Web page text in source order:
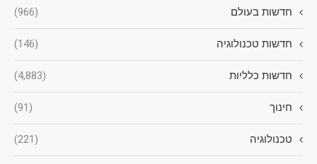
חדשות בעולם (966)
חדשות טכנולוגיה (146)
חדשות כלליות (4,883)
חינוך (91)
טכנולוגיה (221)